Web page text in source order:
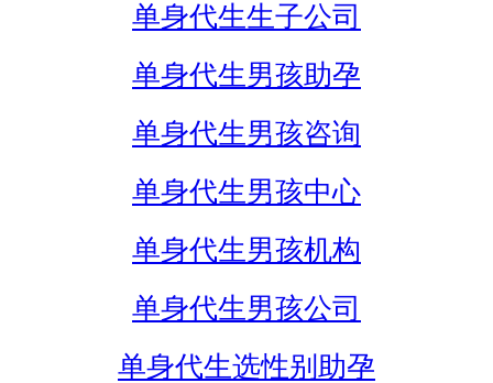
单身代生生子公司
单身代生男孩助孕
单身代生男孩咨询
单身代生男孩中心
单身代生男孩机构
单身代生男孩公司
单身代生选性别助孕